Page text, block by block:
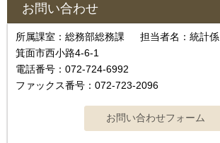
お問い合わせ
所属課室：総務部総務課 担当者名：統計係
箕面市西小路4-6-1
電話番号：072-724-6992
ファックス番号：072-723-2096